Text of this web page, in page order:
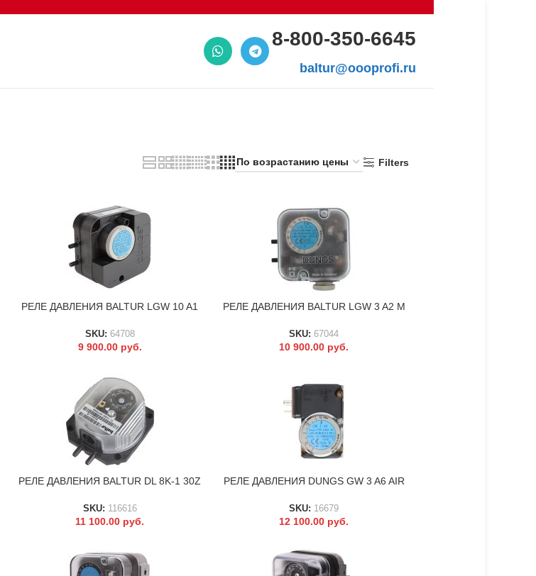
8-800-350-6645
baltur@oooprofi.ru
Filters
В КОРЗИНУ
РЕЛЕ ДАВЛЕНИЯ BALTUR LGW 10 A1
SKU: 64708
9 900.00 руб.
В КОРЗИНУ
РЕЛЕ ДАВЛЕНИЯ BALTUR LGW 3 A2 M
SKU:67044
10 900.00 руб.
В КОРЗИНУ
РЕЛЕ ДАВЛЕНИЯ BALTUR DL 8K-1 30Z
SKU: 116616
11 100.00 руб.
В КОРЗИНУ
РЕЛЕ ДАВЛЕНИЯ DUNGS GW 3 A6 AIR
SKU: 16679
12 100.00 руб.